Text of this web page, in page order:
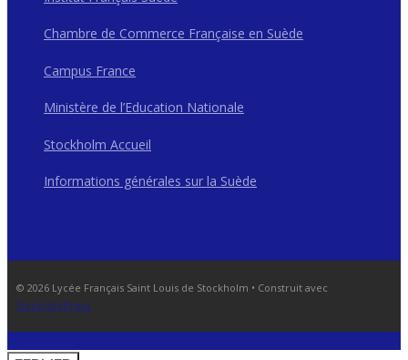
Chambre de Commerce Française en Suède
Campus France
Ministère de l’Education Nationale
Stockholm Accueil
Informations générales sur la Suède
© 2026 Lycée Français Saint Louis de Stockholm • Construit avec
GeneratePress